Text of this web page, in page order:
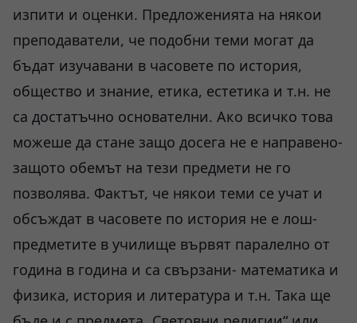
изпити и оценки. Предложенията на някои
преподаватели, че подобни теми могат да
бъдат изучавани в часовете по история,
общество и знание, етика, естетика и т.н. не
са достатъчно основателни. Ако всичко това
можеше да стане защо досега не е направено-
защото обемът на тези предмети не го
позволява. Фактът, че някои теми се учат и
обсъждат в часовете по история не е лош-
предметите в училище вървят паралелно от
година в година и са свързани- математика и
физика, история и литература и т.н. Така ще